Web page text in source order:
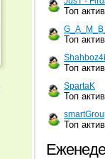
Топ
Топ
Топ
SpartaK
Топ
Топ